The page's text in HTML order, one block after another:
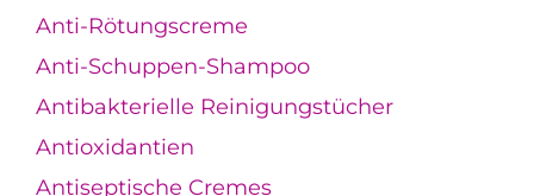
Anti-Rötungscreme
Anti-Schuppen-Shampoo
Antibakterielle Reinigungstücher
Antioxidantien
Antiseptische Cremes